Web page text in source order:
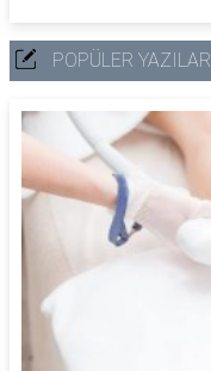
POPÜLER YAZILAR